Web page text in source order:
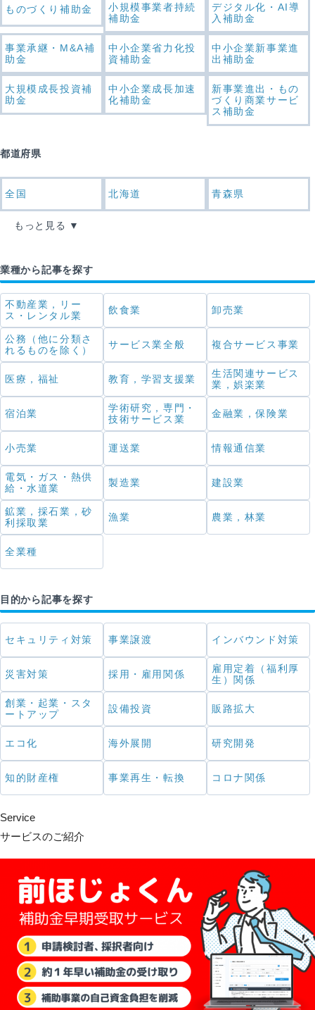
ものづくり補助金
小規模事業者持続
補助金
デジタル化・AI導
入補助金
事業承継・M&A補
助金
中小企業省力化投
資補助金
中小企業新事業進
出補助金
大規模成長投資補
助金
中小企業成長加速
化補助金
新事業進出・もの
づくり商業サービ
ス補助金
都道府県
全国 北海道 青森県
もっと見る
業種から記事を探す
不動産業，リー
ス・レンタル業
飲食業 卸売業
公務（他に分類さ
れるものを除く）
サービス業全般 複合サービス事業
医療，福祉 教育，学習支援業
生活関連サービス
業，娯楽業
宿泊業
学術研究，専門・
技術サービス業
金融業，保険業
小売業 運送業 情報通信業
電気・ガス・熱供
給・水道業
製造業 建設業
鉱業，採石業，砂
利採取業
漁業 農業，林業
全業種
目的から記事を探す
セキュリティ対策 事業譲渡 インバウンド対策
災害対策 採用・雇用関係
雇用定着（福利厚
生）関係
創業・起業・スタ
ートアップ
設備投資 販路拡大
エコ化 海外展開 研究開発
知的財産権 事業再生・転換 コロナ関係
Service
サービスのご紹介